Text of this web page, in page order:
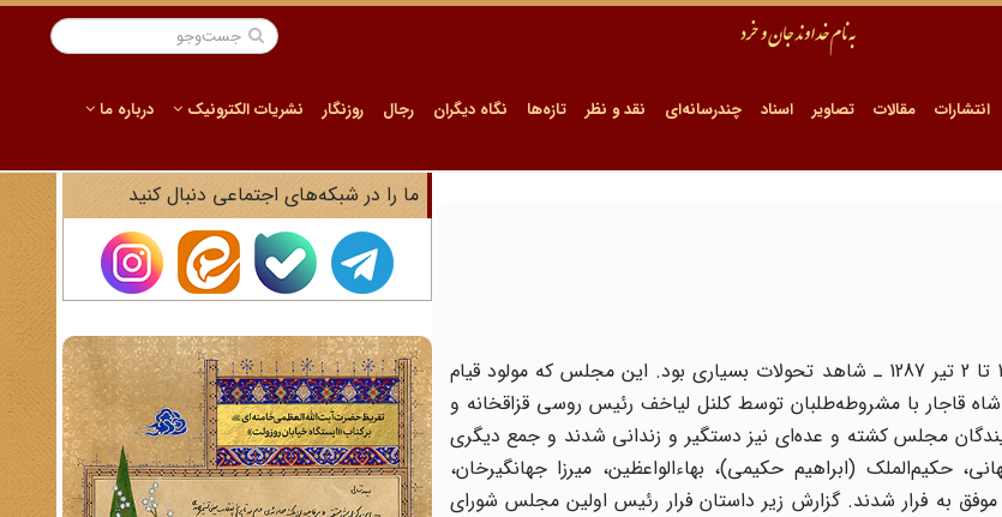
انتشارات مقالات تصاویر اسناد چندرسانه‌ای نقد و نظر تازه‌ها نگاه دیگران رجال روزنگار نشریات الکترونیک درباره ما
مجلس اول مشروطیت که کمتر از دو سال دوام داشت ـ 13 مهر 1285 تا 2 تیر 1287 ـ شاهد تحولات بسیاری بود. این مجلس که مولود قیام
قاجار با مشروطه‌طلبان توسط کلنل لیاخف رئیس روسی قزاقخانه و
مجلس کشته و عده‌ای نیز دستگیر و زندانی شدند و جمع دیگری
حکیم‌الملک (ابراهیم حکیمی)، بهاءالواعظین، میرزا جهانگیر‌خان،
به فرار شدند. گزارش زیر داستان فرار رئیس اولین مجلس شورای
ما را در شبکه‌های اجتماعی دنبال کنید